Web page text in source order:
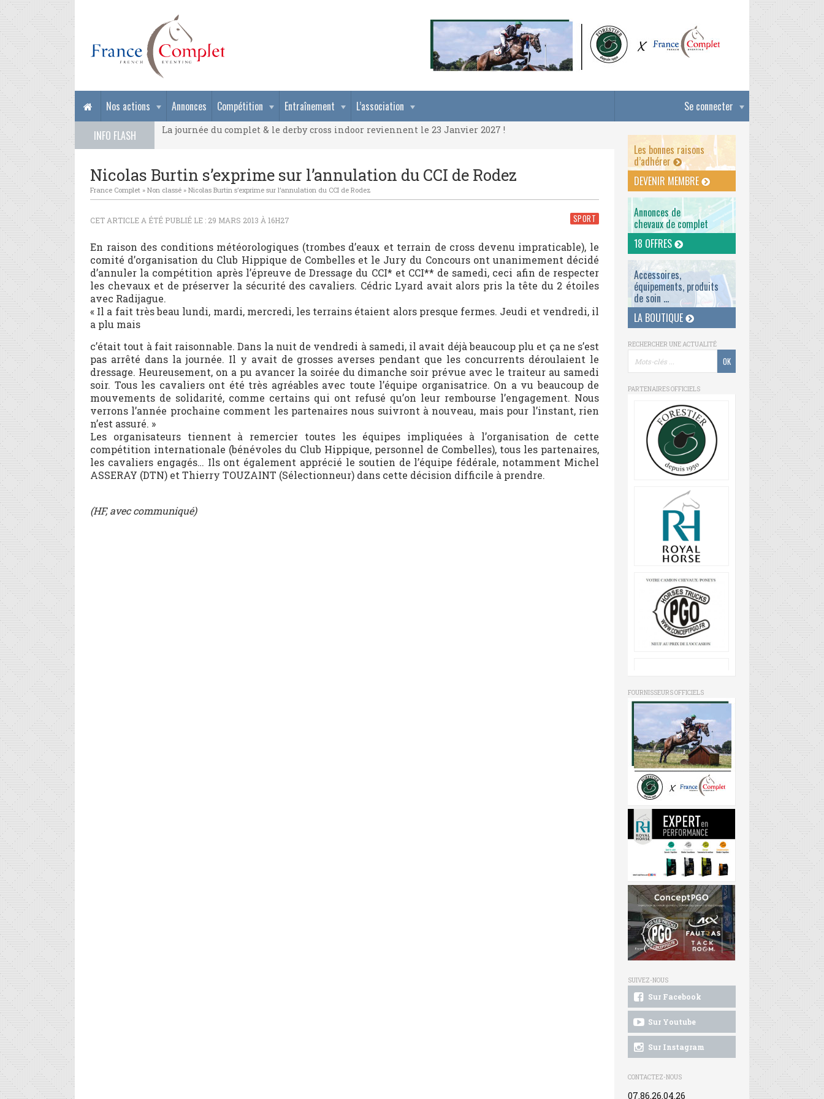
Se connecter
Nos actions Annonces Compétition Entraînement
L’association
INFO FLASH
La journée du complet & le derby cross indoor reviennent le 23 Janvier 2027 !
La journée du complet & le derby cross indoor reviennent le 23 Janvier 2027 !
Nicolas Burtin s’exprime sur l’annulation du CCI de Rodez
France Complet » Non classé » Nicolas Burtin s’exprime sur l’annulation du CCI de Rodez
SPORT
CET ARTICLE A ÉTÉ PUBLIÉ LE : 29 MARS 2013 À 16H27
En raison des conditions météorologiques (trombes d’eaux et terrain de cross devenu impraticable), le
comité d’organisation du Club Hippique de Combelles et le Jury du Concours ont unanimement décidé
d’annuler la compétition après l’épreuve de Dressage du CCI* et CCI** de samedi, ceci afin de respecter
les chevaux et de préserver la sécurité des cavaliers. Cédric Lyard avait alors pris la tête du 2 étoiles
avec Radijague.
« Il a fait très beau lundi, mardi, mercredi, les terrains étaient alors presque fermes. Jeudi et vendredi, il
a plu mais
c’était tout à fait raisonnable. Dans la nuit de vendredi à samedi, il avait déjà beaucoup plu et ça ne s’est
pas arrêté dans la journée. Il y avait de grosses averses pendant que les concurrents déroulaient le
dressage. Heureusement, on a pu avancer la soirée du dimanche soir prévue avec le traiteur au samedi
soir. Tous les cavaliers ont été très agréables avec toute l’équipe organisatrice. On a vu beaucoup de
mouvements de solidarité, comme certains qui ont refusé qu’on leur rembourse l’engagement. Nous
verrons l’année prochaine comment les partenaires nous suivront à nouveau, mais pour l’instant, rien
n’est assuré. »
Les organisateurs tiennent à remercier toutes les équipes impliquées à l’organisation de cette
compétition internationale (bénévoles du Club Hippique, personnel de Combelles), tous les partenaires,
les cavaliers engagés… Ils ont également apprécié le soutien de l’équipe fédérale, notamment Michel
ASSERAY (DTN) et Thierry TOUZAINT (Sélectionneur) dans cette décision difficile à prendre.
(HF, avec communiqué)
Les bonnes raisons
d’adhérer
DEVENIR MEMBRE
Annonces de
chevaux de complet
18 OFFRES
Accessoires,
équipements, produits
de soin ...
LA BOUTIQUE
RECHERCHER UNE ACTUALITÉ
PARTENAIRES OFFICIELS
FOURNISSEURS OFFICIELS
SUIVEZ-NOUS
Sur Facebook
Sur Youtube
Sur Instagram
CONTACTEZ-NOUS
07.86.26.04.26